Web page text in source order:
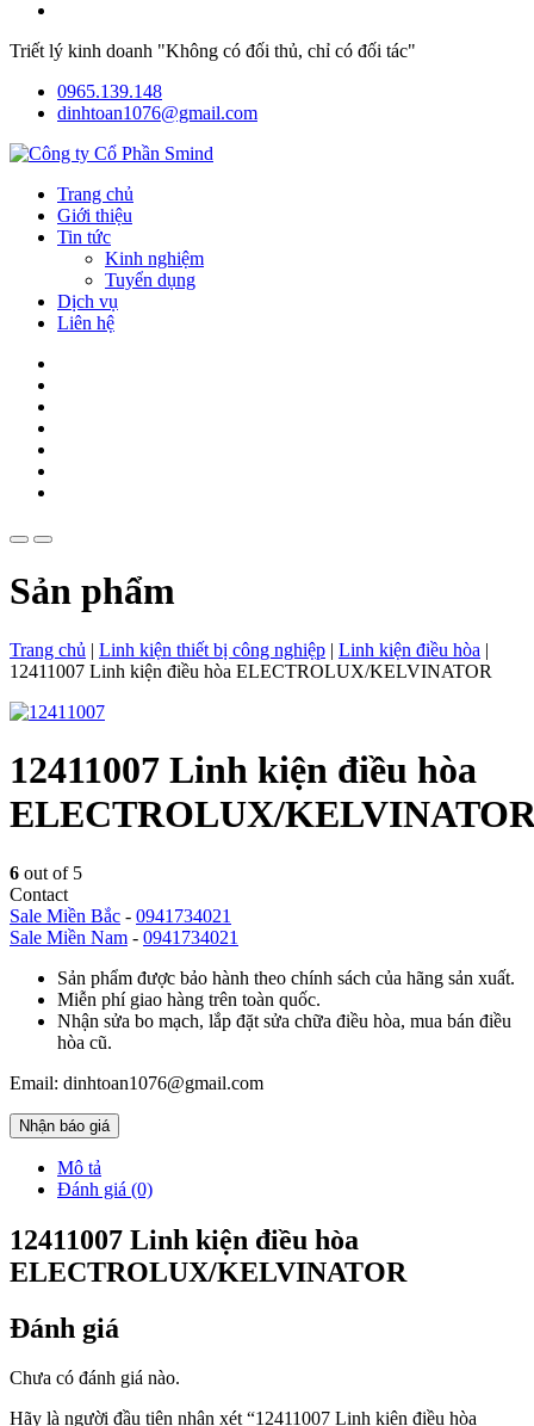
Triết lý kinh doanh "Không có đối thủ, chỉ có đối tác"
0965.139.148
dinhtoan1076@gmail.com
Trang chủ
Giới thiệu
Tin tức
Kinh nghiệm
Tuyển dụng
Dịch vụ
Liên hệ
Sản phẩm
Trang chủ | Linh kiện thiết bị công nghiệp | Linh kiện điều hòa |
12411007 Linh kiện điều hòa ELECTROLUX/KELVINATOR
12411007 Linh kiện điều hòa
ELECTROLUX/
6 out of 5
Contact
Sale Miền Bắc - 0941734021
Sale Miền Nam - 0941734021
Sản phẩm được bảo hành theo chính sách của hãng sản xuất.
Miễn phí giao hàng trên toàn quốc.
Nhận sửa bo mạch, lắp đặt sửa chữa điều hòa, mua bán điều
hòa cũ.
Email: dinhtoan1076@gmail.com
Nhận báo giá
Mô tả
Đánh giá (0)
12411007 Linh kiện điều hòa
ELECTROLUX/KELVINATOR
Đánh giá
Chưa có đánh giá nào.
Hãy là người đầu tiên nhận xét “12411007 Linh kiện điều hòa